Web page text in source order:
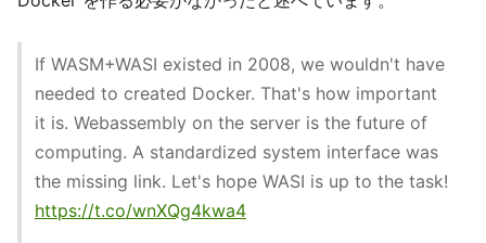
If WASM+WASI existed in 2008, we wouldn't have
needed to created Docker. That's how important
it is. Webassembly on the server is the future of
computing. A standardized system interface was
the missing link. Let's hope WASI is up to the task!
https://t.co/wnXQg4kwa4